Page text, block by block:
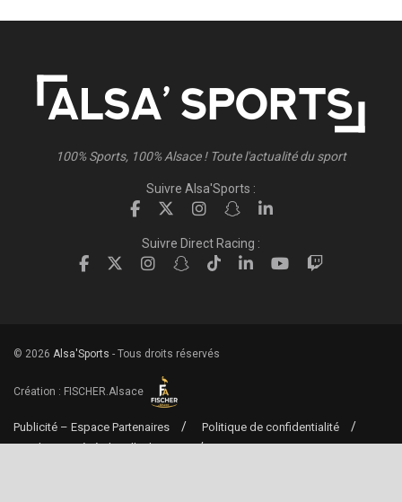
100% Sports, 100% Alsace ! Toute l'actualité du sport
Suivre Alsa'Sports :
Suivre Direct Racing :
© 2026 Alsa'Sports - Tous droits réservés
Création : FISCHER.Alsace
Publicité – Espace Partenaires
Politique de confidentialité
Conditions générales d’utilisation